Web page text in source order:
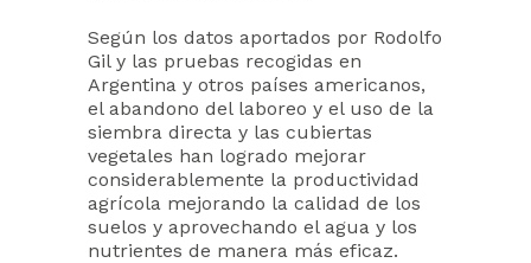
Según los datos aportados por Rodolfo
Gil y las pruebas recogidas en
Argentina y otros países americanos,
el abandono del laboreo y el uso de la
siembra directa y las cubiertas
vegetales han logrado mejorar
considerablemente la productividad
agrícola mejorando la calidad de los
suelos y aprovechando el agua y los
nutrientes de manera más eficaz.